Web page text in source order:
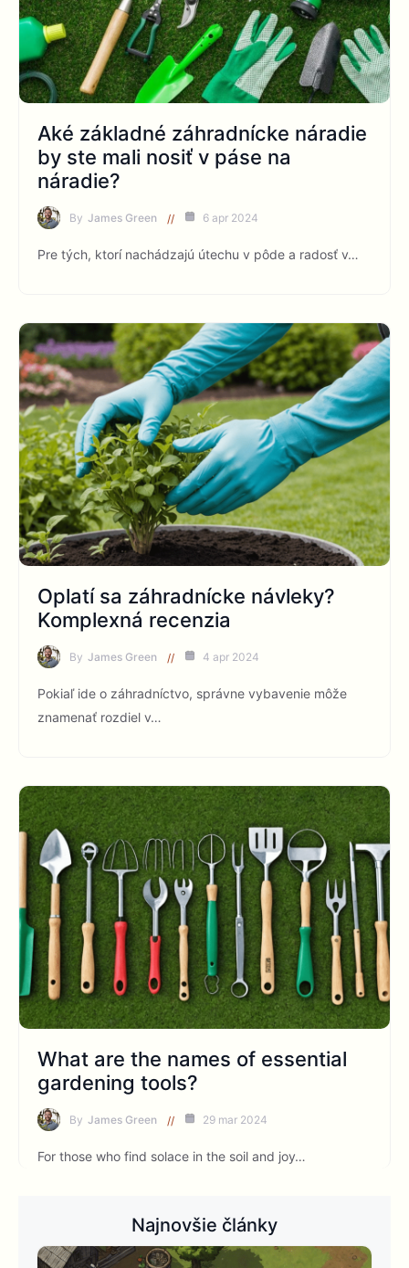
Aké základné záhradnícke náradie
by ste mali nosiť v páse na
náradie?
By James Green 6 apr 2024
Pre tých, ktorí nachádzajú útechu v pôde a radosť v…
Oplatí sa záhradnícke návleky?
Komplexná recenzia
By James Green 4 apr 2024
Pokiaľ ide o záhradníctvo, správne vybavenie môže
znamenať rozdiel v…
What are the names of essential
gardening tools?
By James Green 29 mar 2024
For those who find solace in the soil and joy…
Najnovšie články